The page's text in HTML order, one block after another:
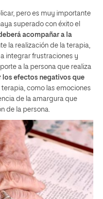
pero es muy importante
superado con éxito el
acompañar a la
la realización de la terapia,
integrar frustraciones y
a la persona que realiza
los efectos negativos que
terapia, como las emociones
de la amargura que
de la persona.